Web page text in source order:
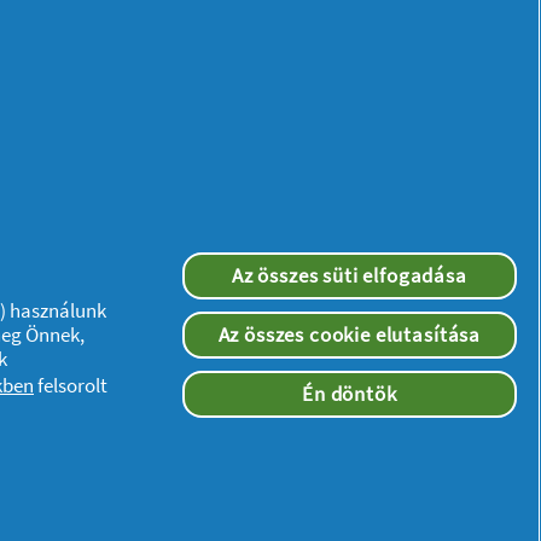
használunk
Önnek,
felsorolt
Az összes süti elfogadása
Az összes cookie elutasítása
Én döntök